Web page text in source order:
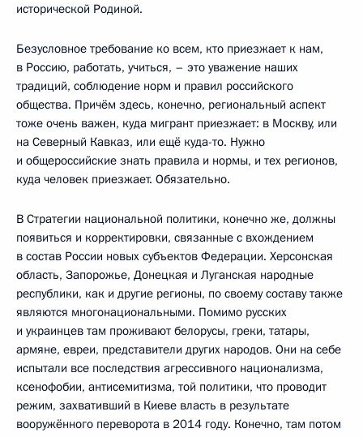
исторической Родиной.
Безусловное требование ко всем, кто приезжает к нам,
в Россию, работать, учиться, – это уважение наших
традиций, соблюдение норм и правил российского
общества. Причём здесь, конечно, региональный аспект
тоже очень важен, куда мигрант приезжает: в Москву, или
на Северный Кавказ, или ещё куда-то. Нужно
и общероссийские знать правила и нормы, и тех регионов,
куда человек приезжает. Обязательно.
В Стратегии национальной политики, конечно же, должны
появиться и корректировки, связанные с вхождением
в состав России новых субъектов Федерации. Херсонская
область, Запорожье, Донецкая и Луганская народные
республики, как и другие регионы, по своему составу также
являются многонациональными. Помимо русских
и украинцев там проживают белорусы, греки, татары,
армяне, евреи, представители других народов. Они на себе
испытали все последствия агрессивного национализма,
ксенофобии, антисемитизма, той политики, что проводит
режим, захвативший в Киеве власть в результате
вооружённого переворота в 2014 году. Конечно, там потом